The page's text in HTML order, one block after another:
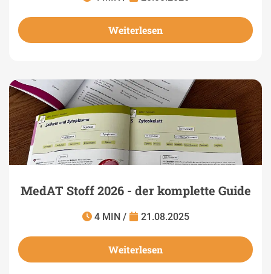
Weiterlesen
MedAT Stoff 2026 - der komplette Guide
4 MIN / 21.08.2025
Weiterlesen